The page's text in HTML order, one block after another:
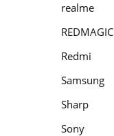
realme
REDMAGIC
Redmi
Samsung
Sharp
Sony